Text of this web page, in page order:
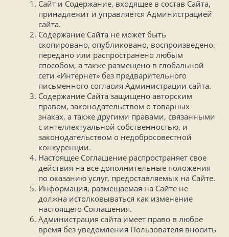
Сайт и Содержание, входящее в состав Сайта,
принадлежит и управляется Администрацией
сайта.
Содержание Сайта не может быть
скопировано, опубликовано, воспроизведено,
передано или распространено любым
способом, а также размещено в глобальной
сети «Интернет» без предварительного
письменного согласия Администрации сайта.
Содержание Сайта защищено авторским
правом, законодательством о товарных
знаках, а также другими правами, связанными
с интеллектуальной собственностью, и
законодательством о недобросовестной
конкуренции.
Настоящее Соглашение распространяет свое
действия на все дополнительные положения
по оказанию услуг, предоставляемых на Сайте.
Информация, размещаемая на Сайте не
должна истолковываться как изменение
настоящего Соглашения.
Администрация сайта имеет право в любое
время без уведомления Пользователя вносить